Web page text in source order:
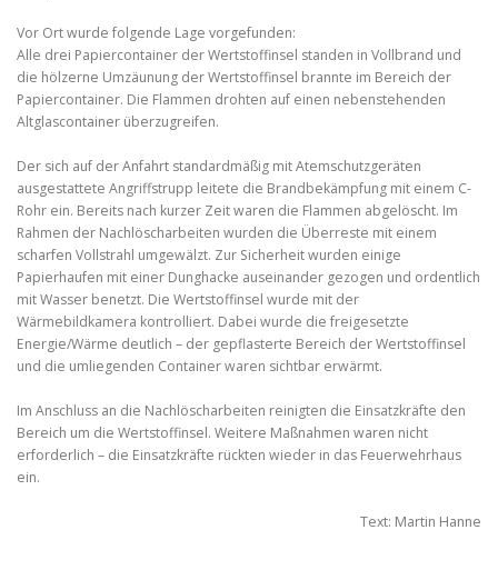
Vor Ort wurde folgende Lage vorgefunden:
Alle drei Papiercontainer der Wertstoffinsel standen in Vollbrand und
die hölzerne Umzäunung der Wertstoffinsel brannte im Bereich der
Papiercontainer. Die Flammen drohten auf einen nebenstehenden
Altglascontainer überzugreifen.
Der sich auf der Anfahrt standardmäßig mit Atemschutzgeräten
ausgestattete Angriffstrupp leitete die Brandbekämpfung mit einem C-
Rohr ein. Bereits nach kurzer Zeit waren die Flammen abgelöscht. Im
Rahmen der Nachlöscharbeiten wurden die Überreste mit einem
scharfen Vollstrahl umgewälzt. Zur Sicherheit wurden einige
Papierhaufen mit einer Dunghacke auseinander gezogen und ordentlich
mit Wasser benetzt. Die Wertstoffinsel wurde mit der
Wärmebildkamera kontrolliert. Dabei wurde die freigesetzte
Energie/Wärme deutlich – der gepflasterte Bereich der Wertstoffinsel
und die umliegenden Container waren sichtbar erwärmt.
Im Anschluss an die Nachlöscharbeiten reinigten die Einsatzkräfte den
Bereich um die Wertstoffinsel. Weitere Maßnahmen waren nicht
erforderlich – die Einsatzkräfte rückten wieder in das Feuerwehrhaus
ein.
Text: Martin Hanne